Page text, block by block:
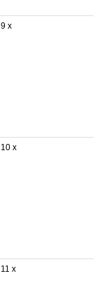
9 x
10 x
11 x